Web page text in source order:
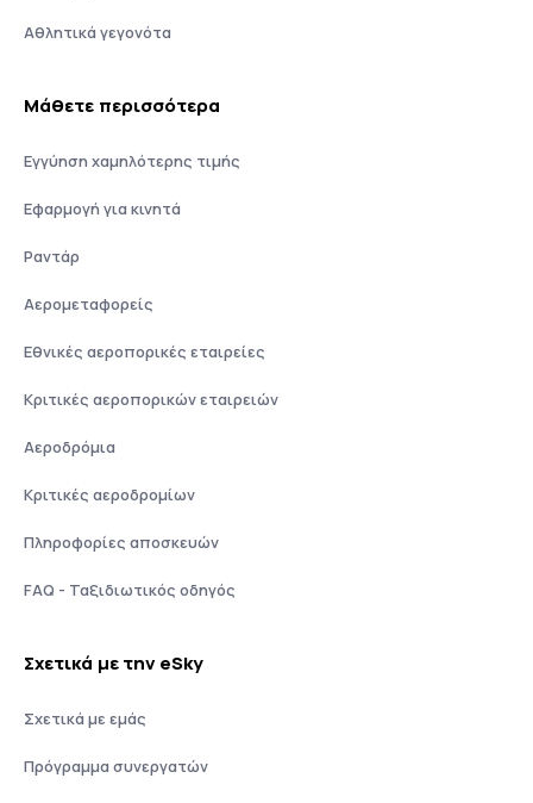
Αθλητικά γεγονότα
Μάθετε περισσότερα
Εγγύηση χαμηλότερης τιμής
Εφαρμογή για κινητά
Ραντάρ
Αερομεταφορείς
Εθνικές αεροπορικές εταιρείες
Κριτικές αεροπορικών εταιρειών
Αεροδρόμια
Κριτικές αεροδρομίων
Πληροφορίες αποσκευών
FAQ - Ταξιδιωτικός οδηγός
Σχετικά με την eSky
Σχετικά με εμάς
Πρόγραμμα συνεργατών